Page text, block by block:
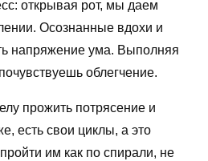
открывая рот, мы даем
Осознанные вдохи и
напряжение ума. Выполняя
облегчение.
прожить потрясение и
есть свои циклы, а это
им как по спирали, не